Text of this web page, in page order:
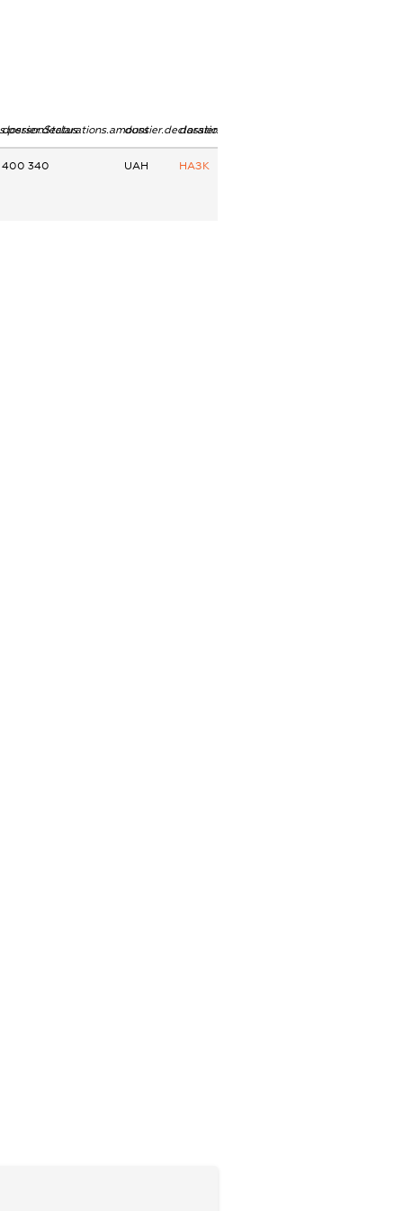
dossier.declarations.amountdossier.declarations.currency
dossier.declarations.source
400 340 UAH НАЗК